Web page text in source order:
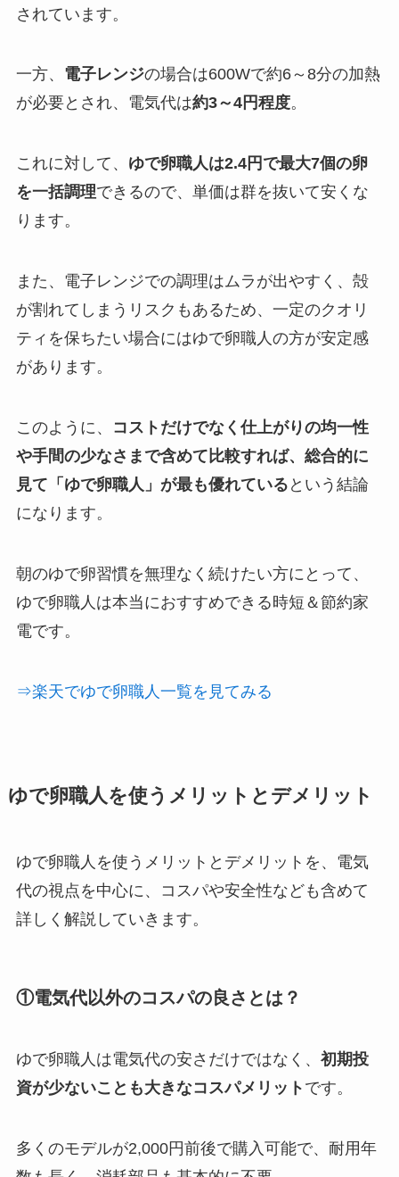
されています。
一方、 電子レンジの場合は600Wで約6～8分の加熱
が必要とされ、電気代は約3～4円程度。
これに対して、 ゆで卵職人は2.4円で最大7個の卵
を一括調理できるので、単価は群を抜いて安くな
ります。
また、電子レンジでの調理はムラが出やすく、殻
が割れてしまうリスクもあるため、一定のクオリ
ティを保ちたい場合にはゆで卵職人の方が安定感
があります。
このように、
コストだけでなく仕上がりの均一性
や手間の少なさまで含めて比較すれば、総合的に
見て「ゆで卵職人」が最も優れている という結論
になります。
朝のゆで卵習慣を無理なく続けたい方にとって、
ゆで卵職人は本当におすすめできる時短＆節約家
電です。
⇒楽天でゆで卵職人一覧を見てみる
ゆで卵職人を使うメリットとデメリット
ゆで卵職人を使うメリットとデメリットを、電気
代の視点を中心に、コスパや安全性なども含めて
詳しく解説していきます。
①電気代以外のコスパの良さとは？
ゆで卵職人は電気代の安さだけではなく、 初期投
資が少ないことも大きなコスパメリット です。
多くのモデルが2,000円前後で購入可能で、耐用年